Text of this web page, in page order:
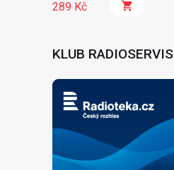
289 Kč
KLUB RADIOSERVIS